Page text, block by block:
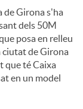
de Girona s'ha
dels 50M
posa en relleu
ciutat de Girona
que té Caixa
en un model